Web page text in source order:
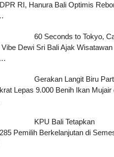
RI, Hanura Bali Optimis
60 Seconds to Tokyo,
Dewi Sri Bali Ajak Wisatawan
Gerakan Langit Biru
Lepas 9.000 Benih Ikan Mujair
KPU Bali Tetapkan
Pemilih Berkelanjutan di